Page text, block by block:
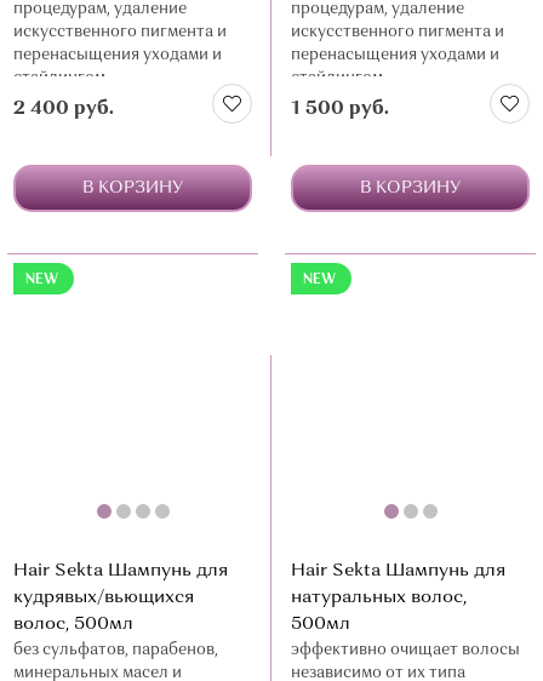
процедурам, удаление
искусственного пигмента и
перенасыщения уходами и
стайлингом
2 400 руб.
В КОРЗИНУ
процедурам, удаление
искусственного пигмента и
перенасыщения уходами и
стайлингом
1 500 руб.
В КОРЗИНУ
NEW
Hair Sekta Шампунь для
кудрявых/вьющихся
волос, 500мл
без сульфатов, парабенов,
минеральных масел и
NEW
Hair Sekta Шампунь для
натуральных волос,
500мл
эффективно очищает волосы
независимо от их типа